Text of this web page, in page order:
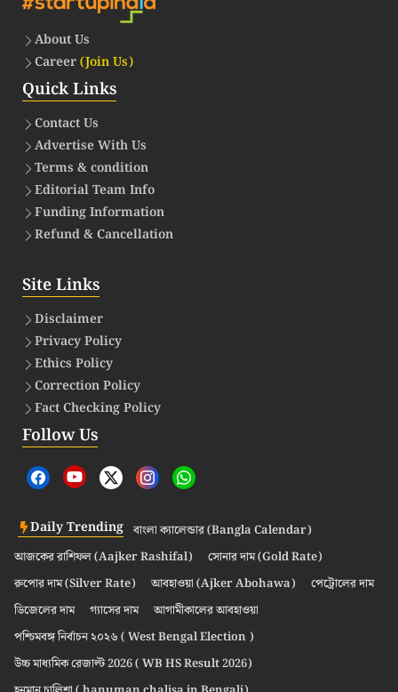
About Us
Career(Join Us)
Quick Links
Contact Us
Advertise With Us
Terms & condition
Editorial Team Info
Funding Information
Refund & Cancellation
Site Links
Disclaimer
Privacy Policy
Ethics Policy
Correction Policy
Fact Checking Policy
Follow Us
Daily Trending বাংলা ক্যালেন্ডার (Bangla Calendar)
আজকের রাশিফল (Aajker Rashifal)
সোনার দাম (Gold Rate)
রুপোর দাম (Silver Rate)
আবহাওয়া (Ajker Abohawa)
পেট্রোলের দাম
ডিজেলের দাম
গ্যাসের দাম
আগামীকালের আবহাওয়া
পশ্চিমবঙ্গ নির্বাচন ২০২৬ ( West Bengal Election )
উচ্চ মাধ্যমিক রেজাল্ট 2026 ( WB HS Result 2026)